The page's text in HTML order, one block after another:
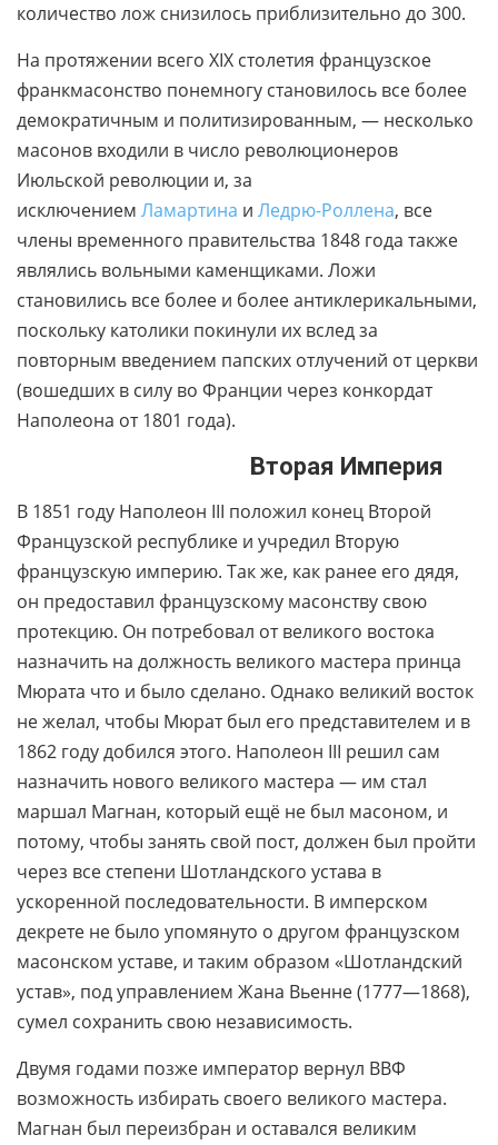
количество лож снизилось приблизительно до 300.
На протяжении всего XIX столетия французское
франкмасонство понемногу становилось все более
демократичным и политизированным, — несколько
масонов входили в число революционеров
Июльской революции и, за
исключением Ламартина и Ледрю-Роллена, все
члены временного правительства 1848 года также
являлись вольными каменщиками. Ложи
становились все более и более антиклерикальными,
поскольку католики покинули их вслед за
повторным введением папских отлучений от церкви
(вошедших в силу во Франции через конкордат
Наполеона от 1801 года).
Вторая Империя
В 1851 году Наполеон III положил конец Второй
Французской республике и учредил Вторую
французскую империю. Так же, как ранее его дядя,
он предоставил французскому масонству свою
протекцию. Он потребовал от великого востока
назначить на должность великого мастера принца
Мюрата что и было сделано. Однако великий восток
не желал, чтобы Мюрат был его представителем и в
1862 году добился этого. Наполеон III решил сам
назначить нового великого мастера — им стал
маршал Магнан, который ещё не был масоном, и
потому, чтобы занять свой пост, должен был пройти
через все степени Шотландского устава в
ускоренной последовательности. В имперском
декрете не было упомянуто о другом французском
масонском уставе, и таким образом «Шотландский
устав», под управлением Жана Вьенне (1777—1868),
сумел сохранить свою независимость.
Двумя годами позже император вернул ВВФ
возможность избирать своего великого мастера.
Магнан был переизбран и оставался великим